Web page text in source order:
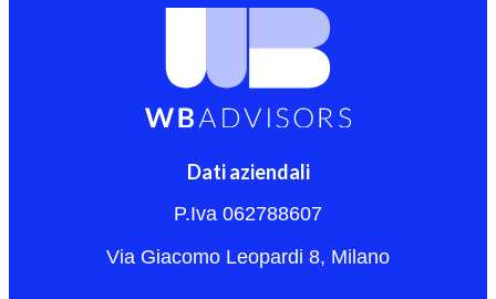
Dati aziendali
P.Iva 062788607
Via Giacomo Leopardi 8, Milano